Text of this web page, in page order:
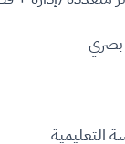
بصري
التعليمية